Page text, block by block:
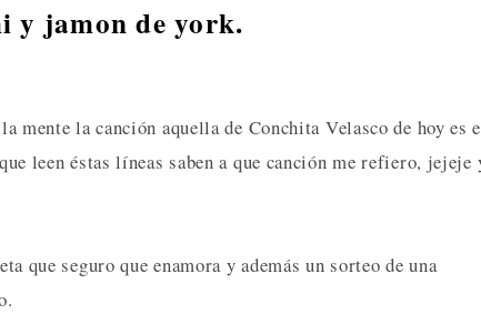
y jamon de york.
mente la canción aquella de Conchita Velasco de hoy es
leen éstas líneas saben a que canción me refiero, jejeje
que seguro que enamora y además un sorteo de una